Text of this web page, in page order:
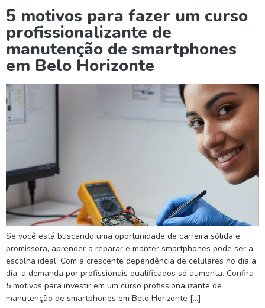
5 motivos para fazer um curso
profissionalizante de
manutenção de smartphones
em Belo Horizonte
Se você está buscando uma oportunidade de carreira sólida e
promissora, aprender a reparar e manter smartphones pode ser a
escolha ideal. Com a crescente dependência de celulares no dia a
dia, a demanda por profissionais qualificados só aumenta. Confira
5 motivos para investir em um curso profissionalizante de
manutenção de smartphones em Belo Horizonte […]